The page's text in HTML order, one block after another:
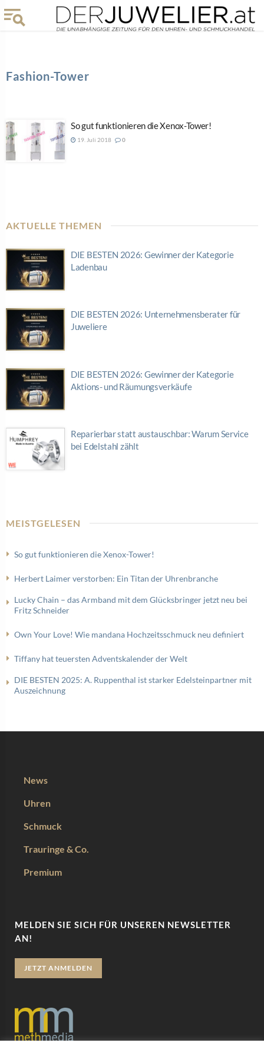
Fashion-Tower
So gut funktionieren die Xenox-Tower!
19. Juli 2018 0
AKTUELLE THEMEN
DIE BESTEN 2026: Gewinner der Kategorie
Ladenbau
DIE BESTEN 2026: Unternehmensberater für
Juweliere
DIE BESTEN 2026: Gewinner der Kategorie
Aktions- und Räumungsverkäufe
Reparierbar statt austauschbar: Warum Service
bei Edelstahl zählt
MEISTGELESEN
So gut funktionieren die Xenox-Tower!
Herbert Laimer verstorben: Ein Titan der Uhrenbranche
Lucky Chain – das Armband mit dem Glücksbringer jetzt neu bei
Fritz Schneider
Own Your Love! Wie mandana Hochzeitsschmuck neu definiert
Tiffany hat teuersten Adventskalender der Welt
DIE BESTEN 2025: A. Ruppenthal ist starker Edelsteinpartner mit
Auszeichnung
News
Uhren
Schmuck
Trauringe & Co.
Premium
MELDEN SIE SICH FÜR UNSEREN NEWSLETTER
AN!
JETZT ANMELDEN